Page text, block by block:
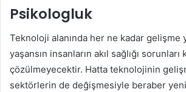
Psikologluk
Teknoloji alanında her ne kadar gelişme
yaşansın insanların akıl sağlığı sorunları
çözülmeyecektir. Hatta teknolojinin
sektörlerin de değişmesiyle beraber yeni